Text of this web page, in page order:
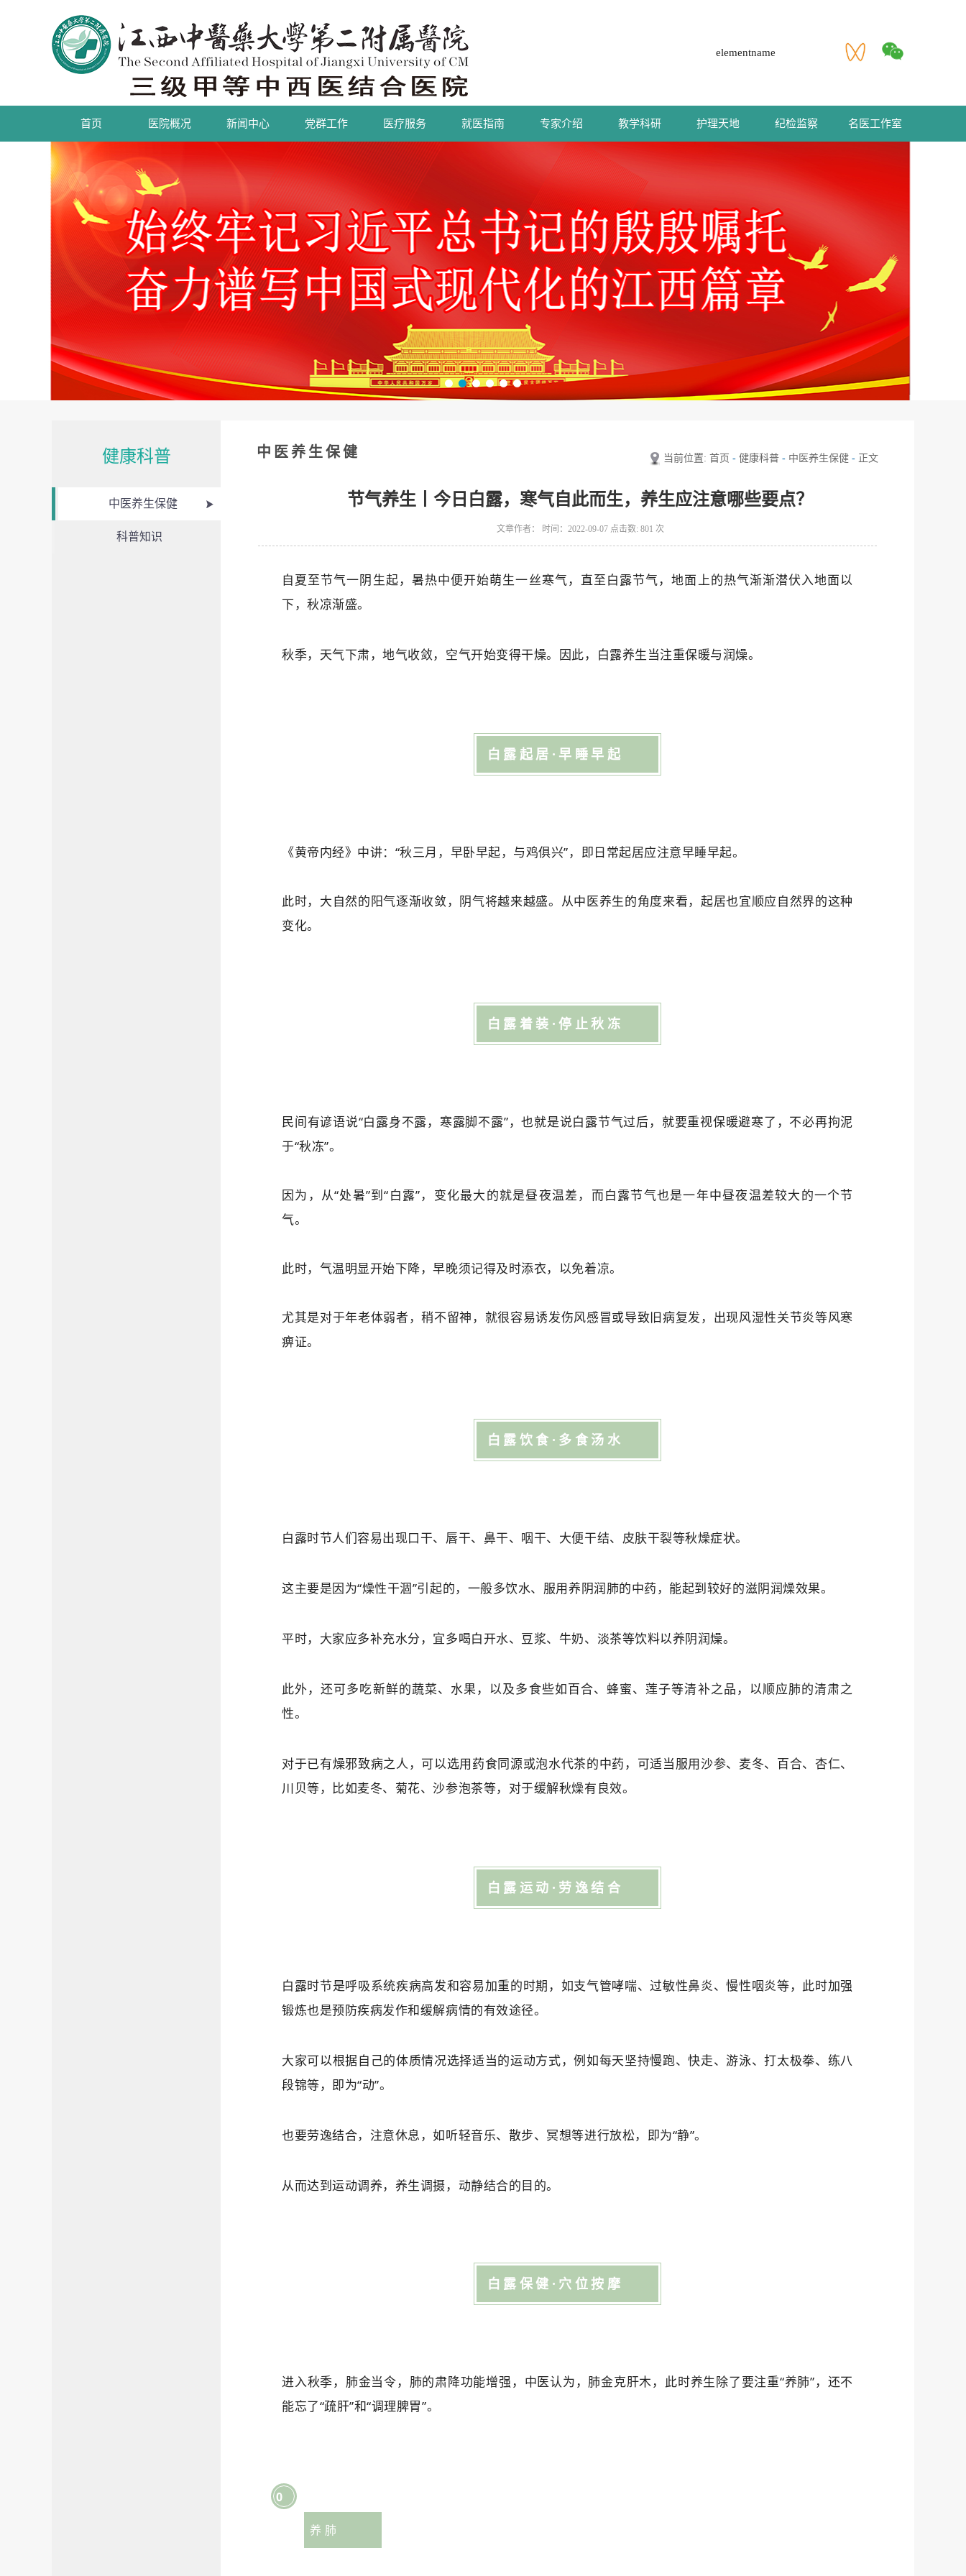
elementname
首页 医院概况 新闻中心 党群工作 医疗服务 就医指南 专家介绍 教学科研 护理天地 纪检监察 名医工作室
健康科普
中医养生保健
科普知识
当前位置: 首页 - 健康科普 - 中医养生保健 - 正文
中医养生保健
节气养生丨今日白露，寒气自此而生，养生应注意哪些要点？
文章作者： 时间：2022-09-07 点击数: 801 次
自夏至节气一阴生起，暑热中便开始萌生一丝寒气，直至白露节气，地面上的热气渐渐潜伏入地面以
下，秋凉渐盛。
秋季，天气下肃，地气收敛，空气开始变得干燥。因此，白露养生当注重保暖与润燥。
白露起居·早睡早起
《黄帝内经》中讲：“秋三月，早卧早起，与鸡俱兴”，即日常起居应注意早睡早起。
此时，大自然的阳气逐渐收敛，阴气将越来越盛。从中医养生的角度来看，起居也宜顺应自然界的这种
变化。
白露着装·停止秋冻
民间有谚语说“白露身不露，寒露脚不露”，也就是说白露节气过后，就要重视保暖避寒了，不必再拘泥
于“秋冻”。
因为，从“处暑”到“白露”，变化最大的就是昼夜温差，而白露节气也是一年中昼夜温差较大的一个节
气。
此时，气温明显开始下降，早晚须记得及时添衣，以免着凉。
尤其是对于年老体弱者，稍不留神，就很容易诱发伤风感冒或导致旧病复发，出现风湿性关节炎等风寒
痹证。
白露饮食·多食汤水
白露时节人们容易出现口干、唇干、鼻干、咽干、大便干结、皮肤干裂等秋燥症状。
这主要是因为“燥性干涸”引起的，一般多饮水、服用养阴润肺的中药，能起到较好的滋阴润燥效果。
平时，大家应多补充水分，宜多喝白开水、豆浆、牛奶、淡茶等饮料以养阴润燥。
此外，还可多吃新鲜的蔬菜、水果，以及多食些如百合、蜂蜜、莲子等清补之品，以顺应肺的清肃之
性。
对于已有燥邪致病之人，可以选用药食同源或泡水代茶的中药，可适当服用沙参、麦冬、百合、杏仁、
川贝等，比如麦冬、菊花、沙参泡茶等，对于缓解秋燥有良效。
白露运动·劳逸结合
白露时节是呼吸系统疾病高发和容易加重的时期，如支气管哮喘、过敏性鼻炎、慢性咽炎等，此时加强
锻炼也是预防疾病发作和缓解病情的有效途径。
大家可以根据自己的体质情况选择适当的运动方式，例如每天坚持慢跑、快走、游泳、打太极拳、练八
段锦等，即为“动”。
也要劳逸结合，注意休息，如听轻音乐、散步、冥想等进行放松，即为“静”。
从而达到运动调养，养生调摄，动静结合的目的。
白露保健·穴位按摩
进入秋季，肺金当令，肺的肃降功能增强，中医认为，肺金克肝木，此时养生除了要注重“养肺”，还不
能忘了“疏肝”和“调理脾胃”。
0
养肺